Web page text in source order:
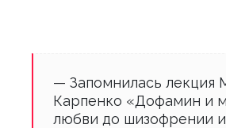
— Запомнилась лекция
Карпенко «Дофамин и
любви до шизофрении